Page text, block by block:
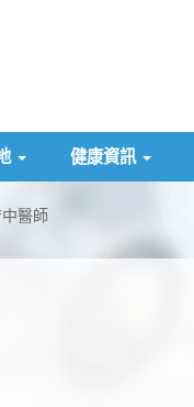
健康資訊
醫師